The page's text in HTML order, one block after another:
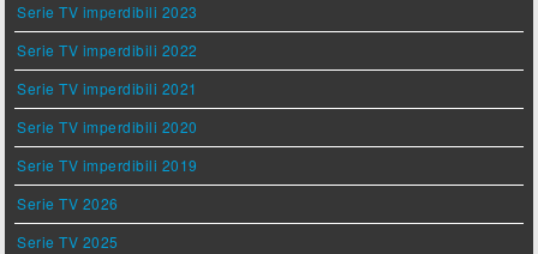
Serie TV imperdibili 2023
Serie TV imperdibili 2022
Serie TV imperdibili 2021
Serie TV imperdibili 2020
Serie TV imperdibili 2019
Serie TV 2026
Serie TV 2025